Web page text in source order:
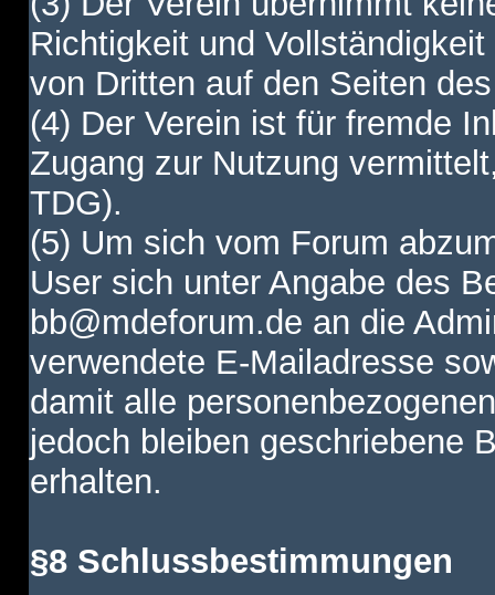
Richtigkeit und
von Dritten auf den Seiten
(4) Der Verein ist für fremde
Zugang zur Nutzung
TDG).
(5) Um sich vom Forum
User sich unter Angabe des
bb@mdeforum.de an die
verwendete E-Mailadresse
damit alle
jedoch bleiben geschriebene
erhalten.
§8 Schlussbestimmungen